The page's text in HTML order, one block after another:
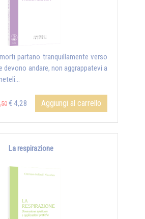
partano tranquillamente verso
devono andare, non aggrappatevi a
€ 4,28 Aggiungi al carrello
La respirazione